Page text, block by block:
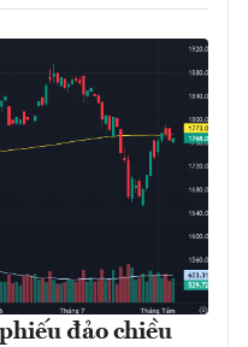
đảo chiều